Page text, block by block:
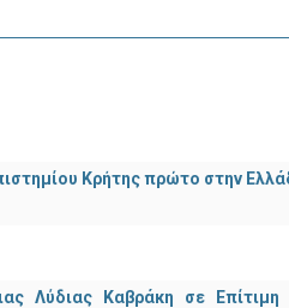
Κρήτης πρώτο στην
Λύδιας Καβράκη σε